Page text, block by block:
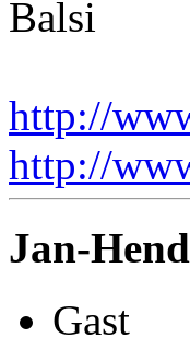
Balsi
http://
http://
Jan-
Gast